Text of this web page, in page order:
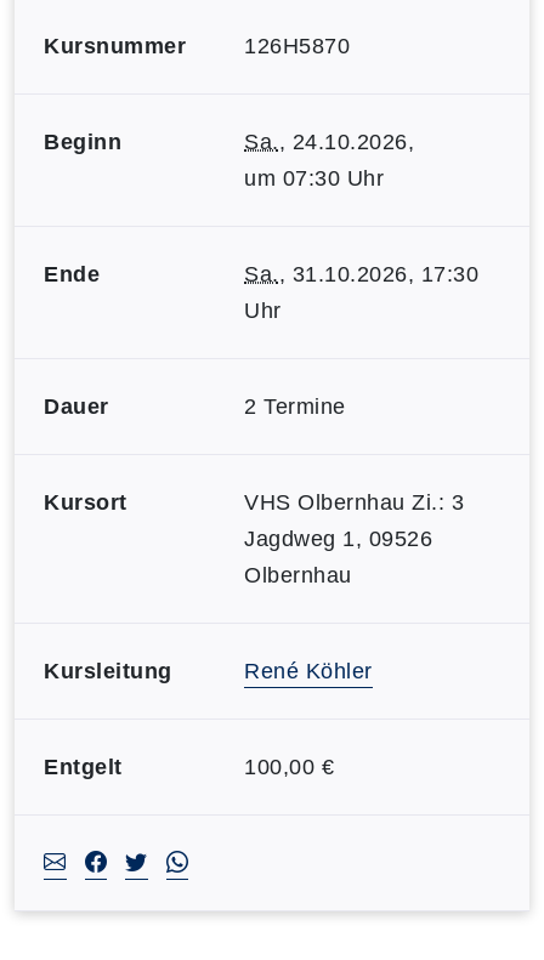
Kursnummer 126H5870
Beginn Sa., 24.10.2026,
um 07:30 Uhr
Ende Sa., 31.10.2026, 17:30
Uhr
Dauer 2 Termine
Kursort
VHS Olbernhau Zi.: 3
Jagdweg 1, 09526
Olbernhau
Kursleitung René Köhler
Entgelt 100,00 €